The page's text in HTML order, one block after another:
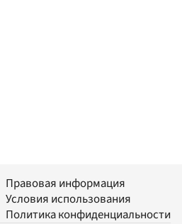
Правовая информация
Условия использования
Политика конфиденциальности